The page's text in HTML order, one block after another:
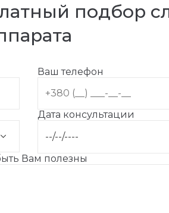
подбор
Ваш телефон
Дата консультации
Вам полезны